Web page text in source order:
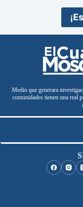
Medio que generara
comunidades tienen una real